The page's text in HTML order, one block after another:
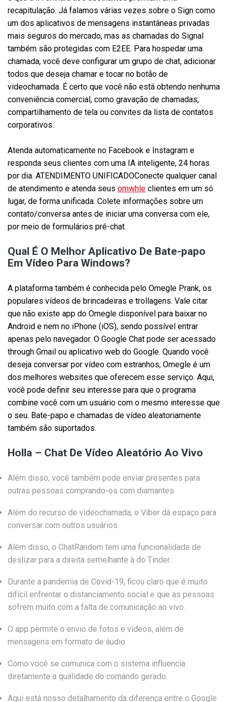
recapitulação. Já falamos várias vezes sobre o Sign como
um dos aplicativos de mensagens instantâneas privadas
mais seguros do mercado, mas as chamadas do Signal
também são protegidas com E2EE. Para hospedar uma
chamada, você deve configurar um grupo de chat, adicionar
todos que deseja chamar e tocar no botão de
videochamada. É certo que você não está obtendo nenhuma
conveniência comercial, como gravação de chamadas,
compartilhamento de tela ou convites da lista de contatos
corporativos.
Atenda automaticamente no Facebook e Instagram e
responda seus clientes com uma IA inteligente, 24 horas
por dia. ATENDIMENTO UNIFICADOConecte qualquer canal
de atendimento e atenda seus omwhle clientes em um só
lugar, de forma unificada. Colete informações sobre um
contato/conversa antes de iniciar uma conversa com ele,
por meio de formulários pré-chat.
Qual É O Melhor Aplicativo De Bate-papo
Em Vídeo Para Windows?
A plataforma também é conhecida pelo Omegle Prank, os
populares vídeos de brincadeiras e trollagens. Vale citar
que não existe app do Omegle disponível para baixar no
Android e nem no iPhone (iOS), sendo possível entrar
apenas pelo navegador. O Google Chat pode ser acessado
through Gmail ou aplicativo web do Google. Quando você
deseja conversar por vídeo com estranhos, Omegle é um
dos melhores websites que oferecem esse serviço. Aqui,
você pode definir seu interesse para que o programa
combine você com um usuário com o mesmo interesse que
o seu. Bate-papo e chamadas de vídeo aleatoriamente
também são suportados.
Holla – Chat De Vídeo Aleatório Ao Vivo
Além disso, você também pode enviar presentes para
outras pessoas comprando-os com diamantes.
Além do recurso de videochamada, o Viber dá espaço para
conversar com outros usuários.
Além disso, o ChatRandom tem uma funcionalidade de
deslizar para a direita semelhante à do Tinder.
Durante a pandemia de Covid-19, ficou claro que é muito
difícil enfrentar o distanciamento social e que as pessoas
sofrem muito com a falta de comunicação ao vivo.
O app permite o envio de fotos e vídeos, além de
mensagens em formato de áudio.
Como você se comunica com o sistema influencia
diretamente a qualidade do comando gerado.
Aqui está nosso detalhamento da diferença entre o Google